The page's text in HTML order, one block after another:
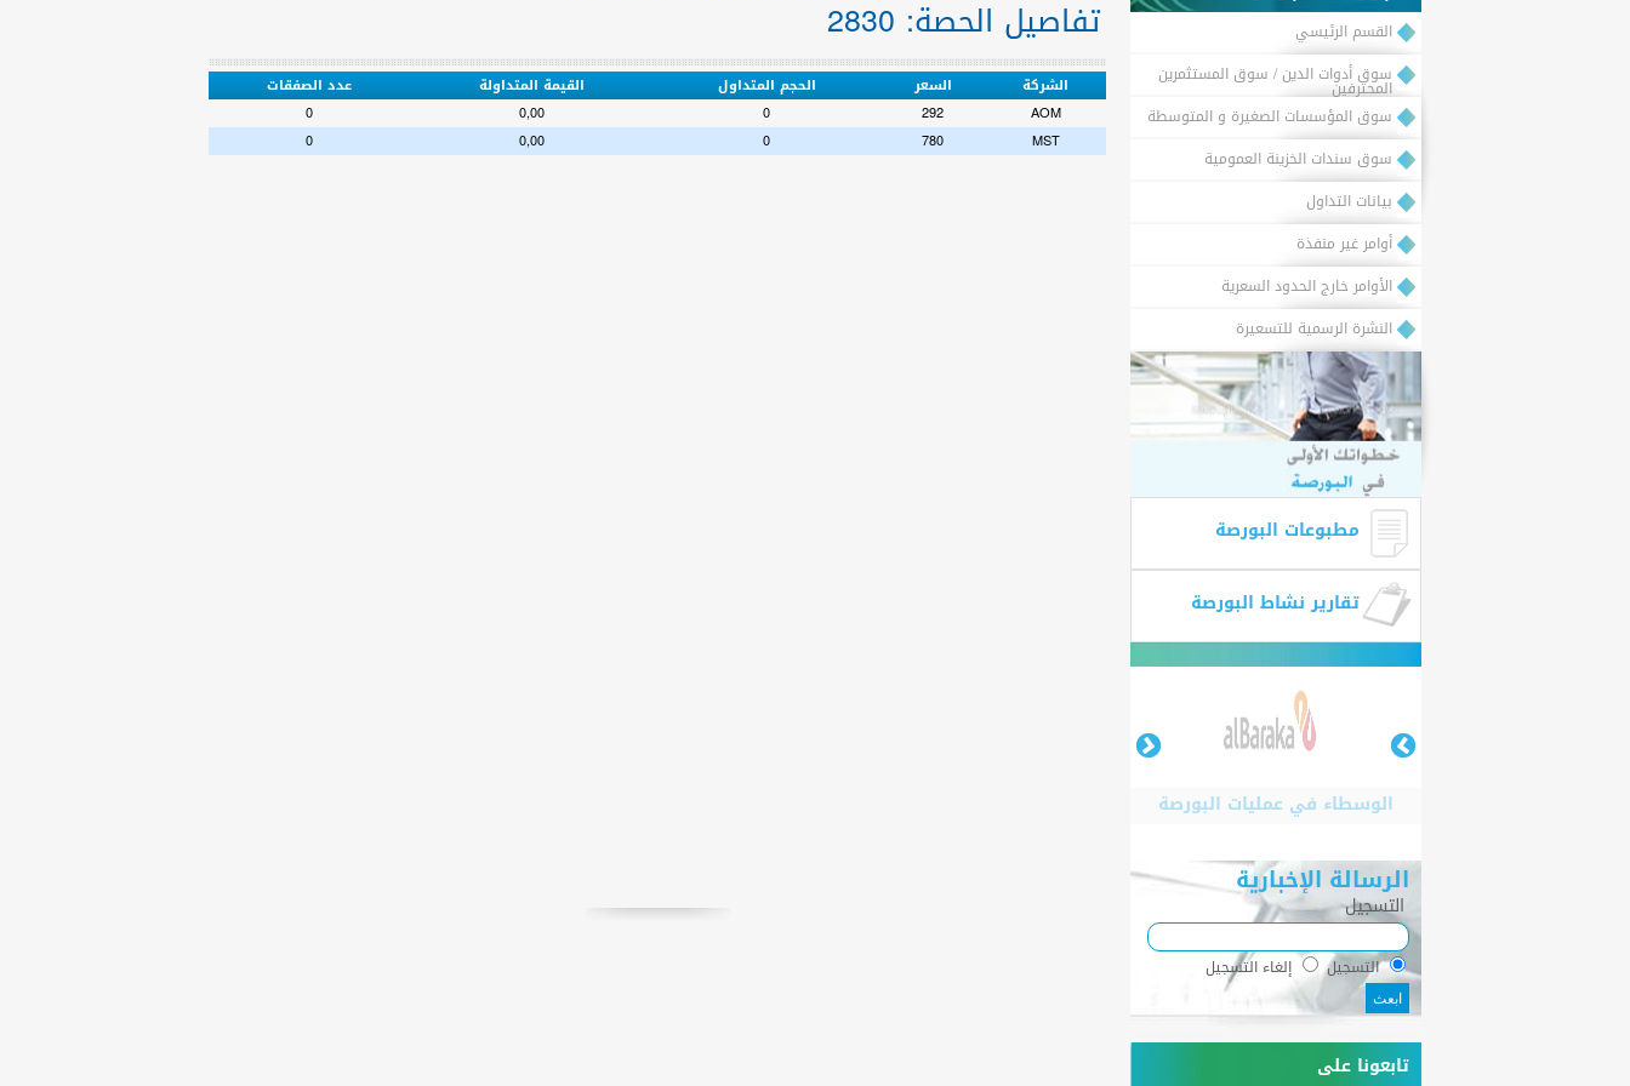
القسم الرئيسي
سوق أدوات الدين / سوق المستثمرين
المحترفين
سوق المؤسسات الصغيرة و المتوسطة
سوق سندات الخزينة العمومية
بيانات التداول
أوامر غير منفذة
الأوامر خارج الحدود السعرية
النشرة الرسمية للتسعيرة
مطبوعات البورصة
تقارير نشاط البورصة
الوسطاء في عمليات البورصة
الوسطاء في عمليات البورصة
الرسالة الإخبارية
التسجيل
التسجيل إلغاء التسجيل
تابعونا على
تفاصيل الحصة: 2830
الشركة السعر الحجم المتداول القيمة المتداولة
عدد الصفقات
AOM
292
0
0,00
0
MST
780
0
0,00
0